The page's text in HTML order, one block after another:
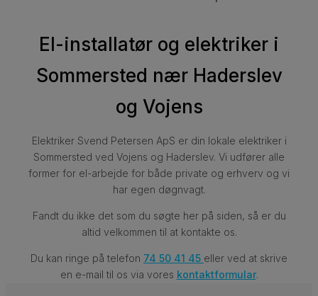
El-installatør og elektriker i
Sommersted nær Haderslev
og Vojens
Elektriker Svend Petersen ApS​ er din lokale elektriker i
Sommersted ved Vojens og Haderslev. Vi udfører alle
former for el-arbejde for både private og erhverv og vi
har egen døgnvagt.
​Fandt du ikke det som du søgte her på siden, så er du
altid velkommen til at kontakte os.
Du kan ringe på telefon 74 50 41 45 eller ved at skrive
en e-mail til os via vores kontaktformular.